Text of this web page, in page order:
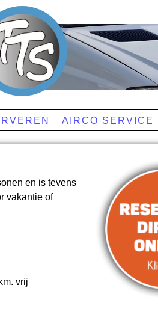
AIRCO SERVICE
en is tevens
vakantie of
vrij